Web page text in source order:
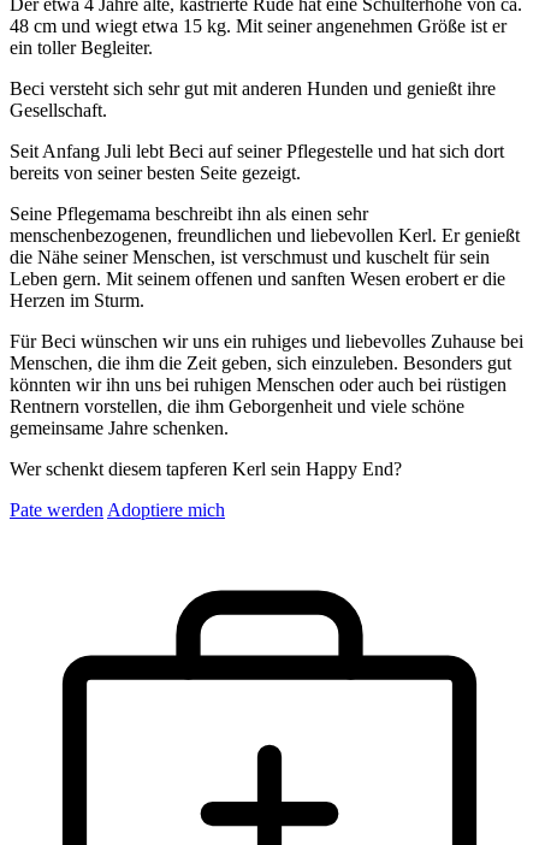
48 cm und wiegt etwa 15 kg. Mit seiner angenehmen Größe ist er
ein toller Begleiter.
Beci versteht sich sehr gut mit anderen Hunden und genießt ihre
Gesellschaft.
Seit Anfang Juli lebt Beci auf seiner Pflegestelle und hat sich dort
bereits von seiner besten Seite gezeigt.
Seine Pflegemama beschreibt ihn als einen sehr
menschenbezogenen, freundlichen und liebevollen Kerl. Er genießt
die Nähe seiner Menschen, ist verschmust und kuschelt für sein
Leben gern. Mit seinem offenen und sanften Wesen erobert er die
Herzen im Sturm.
Für Beci wünschen wir uns ein ruhiges und liebevolles Zuhause bei
Menschen, die ihm die Zeit geben, sich einzuleben. Besonders gut
könnten wir ihn uns bei ruhigen Menschen oder auch bei rüstigen
Rentnern vorstellen, die ihm Geborgenheit und viele schöne
gemeinsame Jahre schenken.
Wer schenkt diesem tapferen Kerl sein Happy End?
Pate werden Adoptiere mich